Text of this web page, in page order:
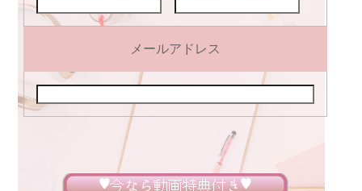
メールアドレス